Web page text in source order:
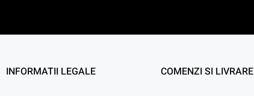
INFORMATII LEGALE COMENZI SI LIVRARE